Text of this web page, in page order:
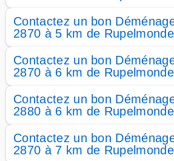
Contactez un bon
2870 à 5 km de Rupelmonde
Contactez un bon
2870 à 6 km de Rupelmonde
Contactez un bon
2880 à 6 km de Rupelmonde
Contactez un bon
2870 à 7 km de Rupelmonde